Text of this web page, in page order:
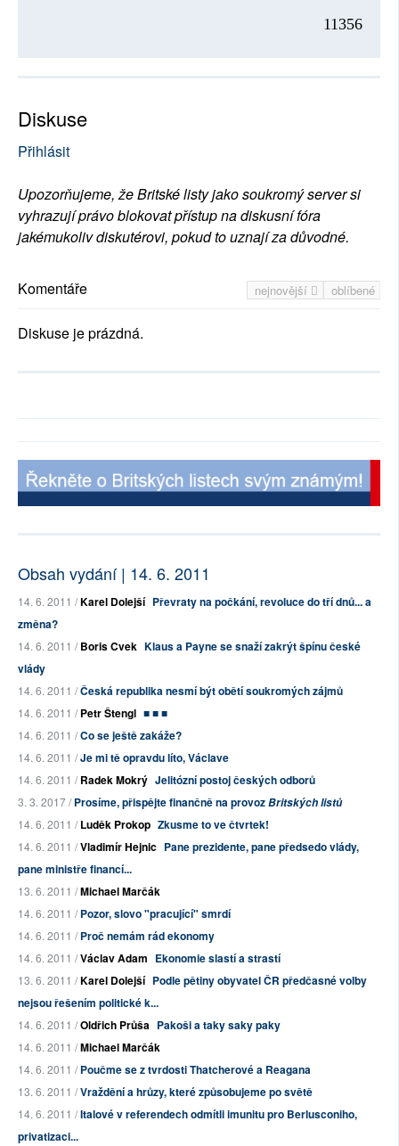
11356
Diskuse
Přihlásit
Upozorňujeme, že Britské listy jako soukromý server si
vyhrazují právo blokovat přístup na diskusní fóra
jakémukoliv diskutérovi, pokud to uznají za důvodné.
nejnovější oblíbené
Komentáře
Diskuse je prázdná.
Obsah vydání | 14. 6. 2011
14. 6. 2011 /Karel Dolejší Převraty na počkání, revoluce do tří dnů... a
změna?
14. 6. 2011 /Boris Cvek Klaus a Payne se snaží zakrýt špínu české
vlády
14. 6. 2011 /Česká republika nesmí být obětí soukromých zájmů
14. 6. 2011 /Petr Štengl ■ ■ ■
14. 6. 2011 /Co se ještě zakáže?
14. 6. 2011 /Je mi tě opravdu líto, Václave
14. 6. 2011 /Radek Mokrý Jelitózní postoj českých odborů
3. 3. 2017 /Prosíme, přispějte finančně na provozBritských listů
14. 6. 2011 /Luděk Prokop Zkusme to ve čtvrtek!
14. 6. 2011 /Vladimír Hejnic Pane prezidente, pane předsedo vlády,
pane ministře financí...
13. 6. 2011 /Michael Marčák
14. 6. 2011 /Pozor, slovo "pracující" smrdí
14. 6. 2011 /Proč nemám rád ekonomy
14. 6. 2011 /Václav Adam Ekonomie slastí a strastí
13. 6. 2011 /Karel Dolejší Podle pětiny obyvatel ČR předčasné volby
nejsou řešením politické k...
14. 6. 2011 /Oldřich Průša Pakoši a taky saky paky
14. 6. 2011 /Michael Marčák
14. 6. 2011 /Poučme se z tvrdosti Thatcherové a Reagana
13. 6. 2011 /Vraždění a hrůzy, které způsobujeme po světě
14. 6. 2011 /Italové v referendech odmítli imunitu pro Berlusconiho,
privatizaci...